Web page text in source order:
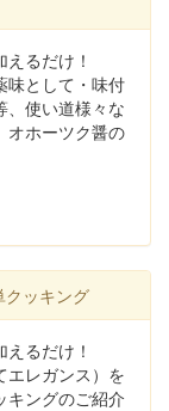
るだけ！
味として・味付
、使い道様々な
オホーツク醤の
クッキング
るだけ！
エレガンス）を
キングのご紹介